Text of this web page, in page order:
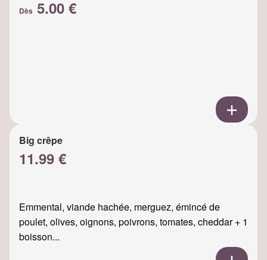
Dès 5.00 €
Big crêpe
11.99 €
Emmental, viande hachée, merguez, émincé de
poulet, olives, oignons, poivrons, tomates, cheddar + 1
boisson...